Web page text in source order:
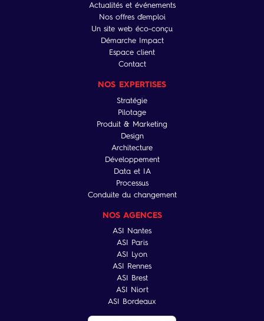
Actualités et événements
Nos offres d'emploi
Un site web éco-conçu
Démarche Impact
Espace client
Contact
NOS EXPERTISES
Stratégie
Pilotage
Produit & Marketing
Design
Architecture
Développement
Data et IA
Processus
Conduite du changement
NOS AGENCES
ASI Nantes
ASI Paris
ASI Lyon
ASI Rennes
ASI Brest
ASI Niort
ASI Bordeaux